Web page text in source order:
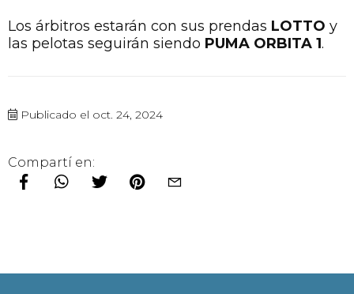
Los árbitros estarán con sus prendas LOTTO y
las pelotas seguirán siendo PUMA ORBITA 1.
Publicado el oct. 24, 2024
Compartí en: